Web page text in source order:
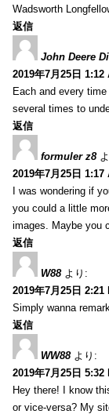
Wadsworth
返信
John Deere
2019年7月25日 1:12
Each and every
several times to
返信
formuler z8
2019年7月25日 1:17
I was wondering if
you could a little
images. Maybe you
返信
W88 より:
2019年7月25日 2:21
Simply wanna
返信
WW88 より:
2019年7月25日 5:32
Hey there! I know
or vice-versa? My